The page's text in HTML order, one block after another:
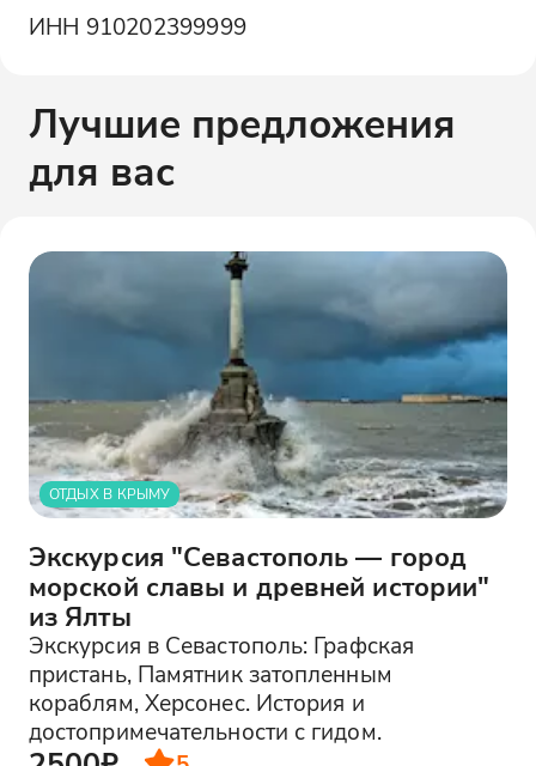
ИНН 910202399999
Лучшие предложения
для вас
ОТДЫХ В КРЫМУ
Экскурсия "Севастополь — город
морской славы и древней истории"
из Ялты
Экскурсия в Севастополь: Графская
пристань, Памятник затопленным
кораблям, Херсонес. История и
достопримечательности с гидом.